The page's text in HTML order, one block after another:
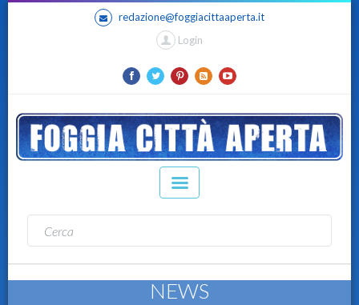
redazione@foggiacittaaperta.it
Login
NEWS